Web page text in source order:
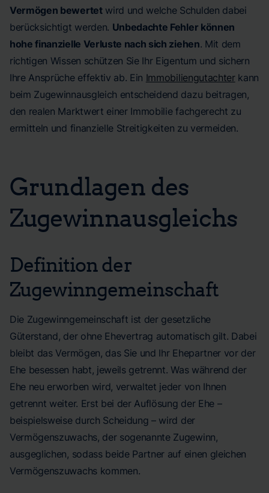
Vermögen bewertetwird und welche Schulden dabei
berücksichtigt werden. Unbedachte Fehler können
hohe finanzielle Verluste nach sich ziehen. Mit dem
richtigen Wissen schützen Sie Ihr Eigentum und sichern
Ihre Ansprüche effektiv ab. Ein Immobiliengutachterkann
beim Zugewinnausgleich entscheidend dazu beitragen,
den realen Marktwert einer Immobilie fachgerecht zu
ermitteln und finanzielle Streitigkeiten zu vermeiden.
Grundlagen des
Zugewinnausgleichs
Definition der
Zugewinngemeinschaft
Die Zugewinngemeinschaft ist der gesetzliche
Güterstand, der ohne Ehevertrag automatisch gilt. Dabei
bleibt das Vermögen, das Sie und Ihr Ehepartner vor der
Ehe besessen habt, jeweils getrennt. Was während der
Ehe neu erworben wird, verwaltet jeder von Ihnen
getrennt weiter. Erst bei der Auflösung der Ehe –
beispielsweise durch Scheidung – wird der
Vermögenszuwachs, der sogenannte Zugewinn,
ausgeglichen, sodass beide Partner auf einen gleichen
Vermögenszuwachs kommen.